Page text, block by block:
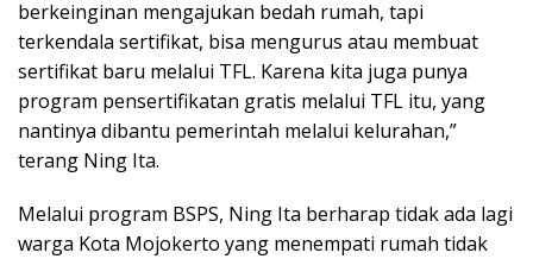
berkeinginan mengajukan bedah rumah, tapi
terkendala sertifikat, bisa mengurus atau membuat
sertifikat baru melalui TFL. Karena kita juga punya
program pensertifikatan gratis melalui TFL itu, yang
nantinya dibantu pemerintah melalui kelurahan,”
terang Ning Ita.
Melalui program BSPS, Ning Ita berharap tidak ada lagi
warga Kota Mojokerto yang menempati rumah tidak